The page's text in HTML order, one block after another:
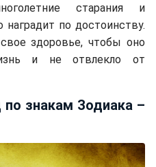
старания и
наградит по достоинству.
здоровье, чтобы оно
и не отвлекло от
по знакам Зодиака –